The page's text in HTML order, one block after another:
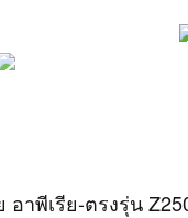
าพีเรีย-ตรงรุ่น